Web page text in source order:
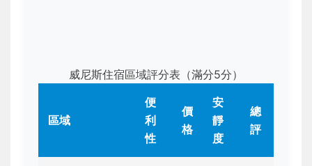
威尼斯住宿區域評分表（滿分5分）
區域
便
利
性
價
格
安
靜
度
總
評